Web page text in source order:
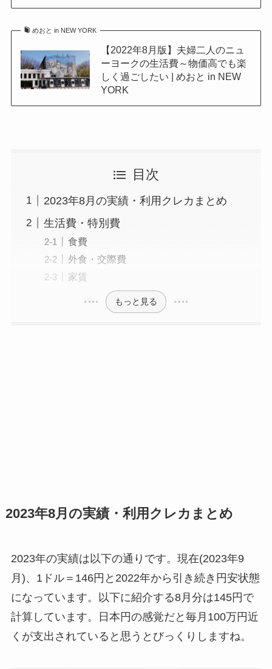
めおと in NEW YORK
【2022年8月版】夫婦二人のニュ
ーヨークの生活費～物価高でも楽
しく過ごしたい | めおと in NEW
YORK
目次
2023年8月の実績・利用クレカまとめ
生活費・特別費
食費
外食・交際費
家賃
もっと見る
2023年8月の実績・利用クレカまとめ
2023年の実績は以下の通りです。現在(2023年9
月)、1ドル＝146円と2022年から引き続き円安状態
になっています。以下に紹介する8月分は145円で
計算しています。日本円の感覚だと毎月100万円近
くが支出されていると思うとびっくりしますね。